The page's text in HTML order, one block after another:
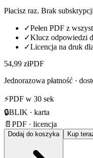
Płacisz raz. Brak
✓Pełen PDF z
✓Klucz odpowiedzi
✓Licencja na druk
54,99 złPDF
Jednorazowa płatność ·
⚡PDF w 30 sek
🔒BLIK · karta
📄 PDF · licencja
Dodaj do koszyka Kup